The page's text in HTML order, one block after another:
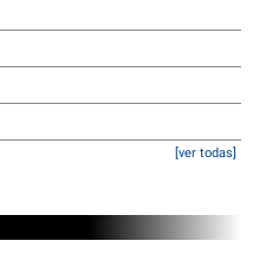
[ver todas]